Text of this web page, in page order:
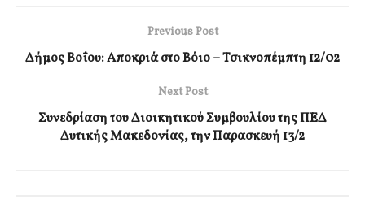
Previous Post
Δήμος Βοΐου: Αποκριά στο Βόιο – Τσικνοπέμπτη 12/02
Next Post
Συνεδρίαση του Διοικητικού Συμβουλίου της ΠΕΔ
Δυτικής Μακεδονίας, την Παρασκευή 13/2